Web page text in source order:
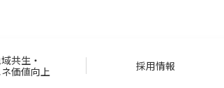
共生・
価値向上
採用情報